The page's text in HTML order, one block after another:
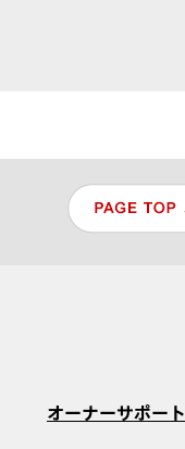
オーナーサポート